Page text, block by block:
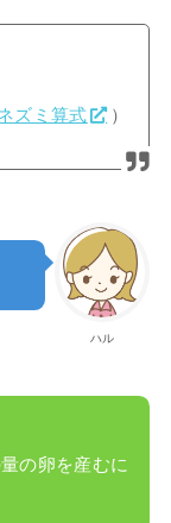
ズミ算式 ）
ハル
の卵を産むに